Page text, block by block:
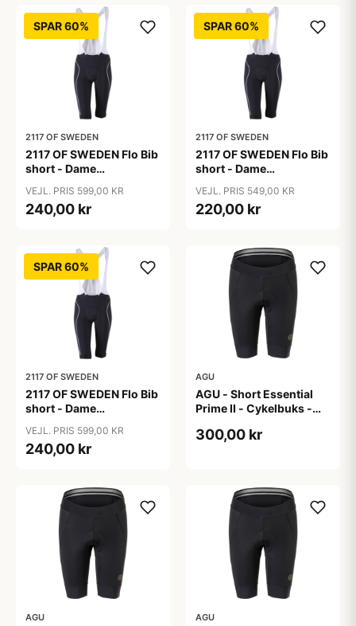
SPAR 60%
2117 OF SWEDEN
2117 OF SWEDEN Flo Bib
short - Dame
Sort - Str. 36
VEJL. PRIS 599,00 KR
240,00 kr
SPAR 60%
2117 OF SWEDEN
2117 OF SWEDEN Flo Bib
short - Dame
Sort - Str. 38
VEJL. PRIS 549,00 KR
220,00 kr
SPAR 60%
2117 OF SWEDEN
2117 OF SWEDEN Flo Bib
short - Dame
Sort - Str. 40
VEJL. PRIS 599,00 KR
240,00 kr
AGU
AGU - Short Essential
Prime II - Cykelbuks -
300,00 kr
AGU AGU